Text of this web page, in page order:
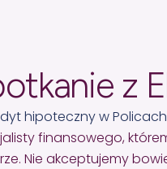
z
hipoteczny w Policach
finansowego,
Nie akceptujemy